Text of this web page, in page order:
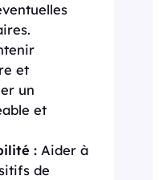
et
un
et
: Aider à
de